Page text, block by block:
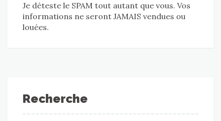
Je déteste le SPAM tout autant que vous. Vos
informations ne seront JAMAIS vendues ou
louées.
Recherche